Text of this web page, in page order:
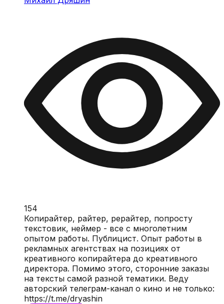
154
Копирайтер, райтер, рерайтер, попросту
текстовик, неймер - все с многолетним
опытом работы. Публицист. Опыт работы в
рекламных агентствах на позициях от
креативного копирайтера до креативного
директора. Помимо этого, сторонние заказы
на тексты самой разной тематики. Веду
авторский телеграм-канал о кино и не только:
https://t.me/dryashin